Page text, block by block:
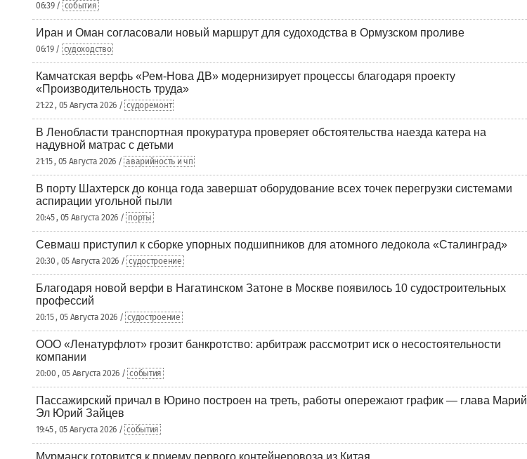
06:39 / события
Иран и Оман согласовали новый маршрут для судоходства в Ормузском проливе
06:19 / судоходство
Камчатская верфь «Рем-Нова ДВ» модернизирует процессы благодаря проекту
«Производительность труда»
21:22 , 05 Августа 2026 / судоремонт
В Ленобласти транспортная прокуратура проверяет обстоятельства наезда катера на
надувной матрас с детьми
21:15 , 05 Августа 2026 / аварийность и чп
В порту Шахтерск до конца года завершат оборудование всех точек перегрузки системами
аспирации угольной пыли
20:45 , 05 Августа 2026 / порты
Севмаш приступил к сборке упорных подшипников для атомного ледокола «Сталинград»
20:30 , 05 Августа 2026 / судостроение
Благодаря новой верфи в Нагатинском Затоне в Москве появилось 10 судостроительных
профессий
20:15 , 05 Августа 2026 / судостроение
ООО «Ленатурфлот» грозит банкротство: арбитраж рассмотрит иск о несостоятельности
компании
20:00 , 05 Августа 2026 / события
Пассажирский причал в Юрино построен на треть, работы опережают график — глава Марий
Эл Юрий Зайцев
19:45 , 05 Августа 2026 / события
Мурманск готовится к приему первого контейнеровоза из Китая